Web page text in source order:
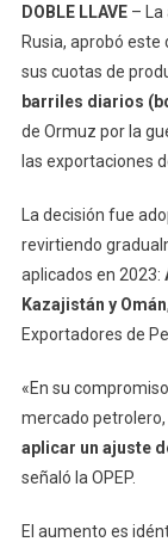
DOBLE LLAVE– La
Rusia, aprobó
sus cuotas de
barriles diarios
de Ormuz por la
las exportaciones
La decisión fue
revirtiendo
aplicados en 2023:
Kazajistán y Omán
Exportadores de
«En su
mercado petrolero,
aplicar un ajuste
señaló la OPEP.
El aumento es